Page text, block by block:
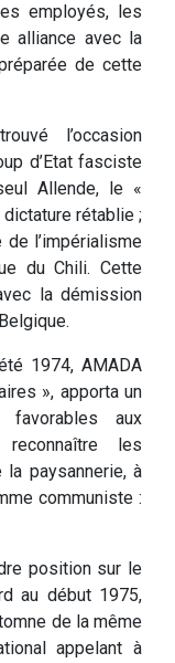
employés, les
alliance avec la
de cette
l’occasion
d’Etat fasciste
Allende, le «
rétablie ;
l’impérialisme
du Chili. Cette
la démission
1974, AMADA
», apporta un
favorables aux
les
paysannerie, à
communiste :
position sur le
au début 1975,
de la même
appelant à